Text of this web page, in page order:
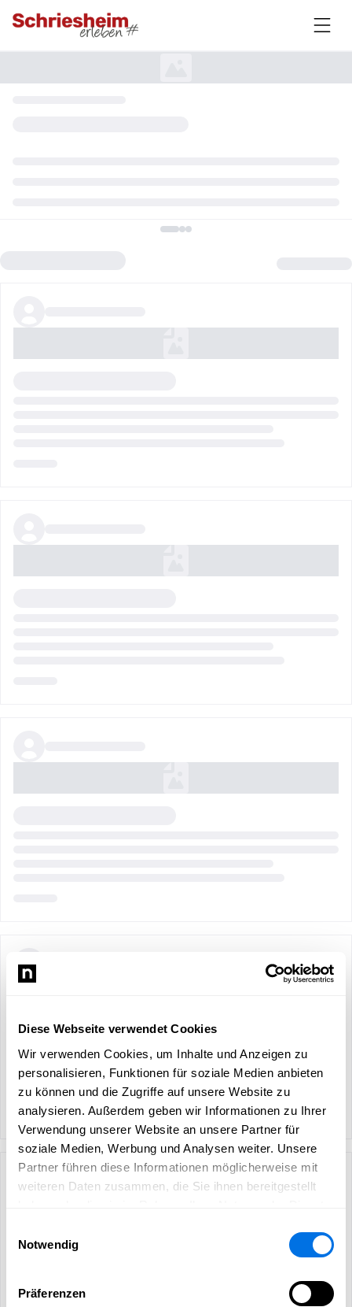
Diese Webseite verwendet Cookies
Wir verwenden Cookies, um Inhalte und Anzeigen zu
personalisieren, Funktionen für soziale Medien anbieten
zu können und die Zugriffe auf unsere Website zu
analysieren. Außerdem geben wir Informationen zu Ihrer
Verwendung unserer Website an unsere Partner für
soziale Medien, Werbung und Analysen weiter. Unsere
Partner führen diese Informationen möglicherweise mit
weiteren Daten zusammen, die Sie ihnen bereitgestellt
Notwendig
Präferenzen